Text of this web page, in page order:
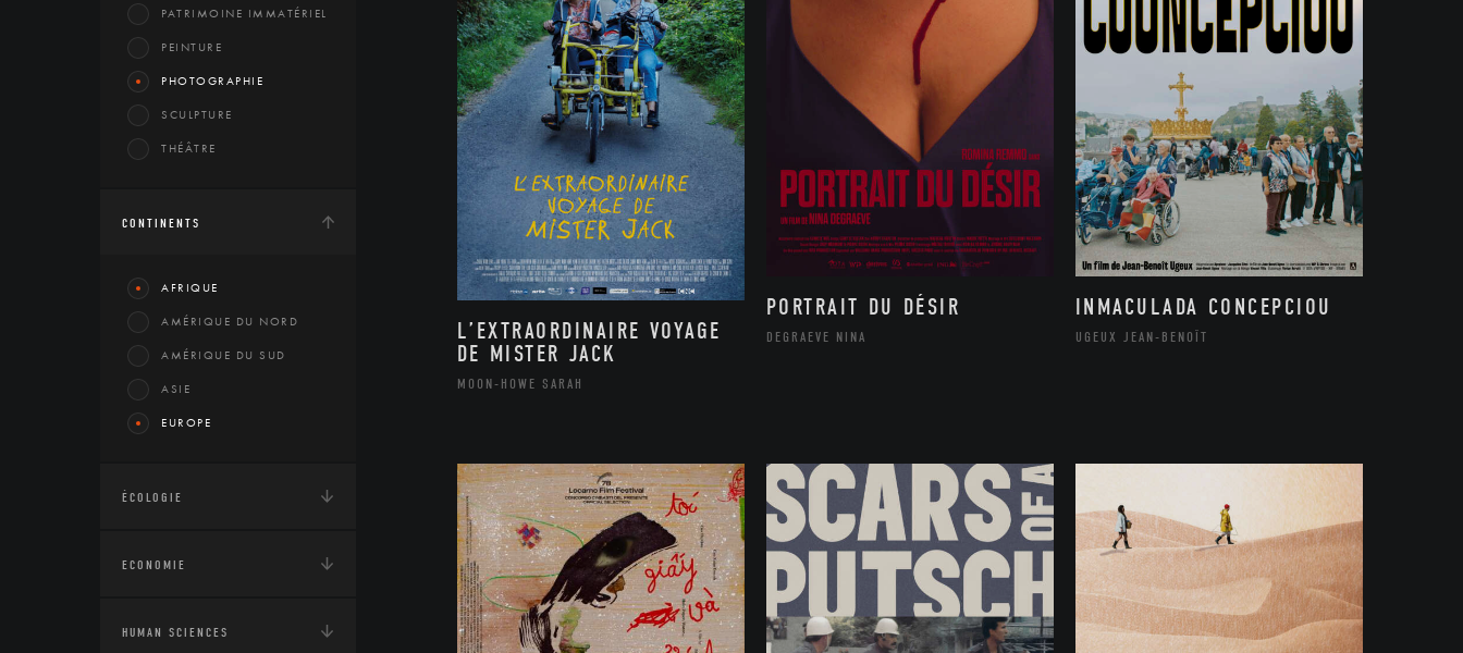
PATRIMOINE IMMATÉRIEL
PEINTURE
PHOTOGRAPHIE
SCULPTURE
THÉÂTRE
CONTINENTS
AFRIQUE
AMÉRIQUE DU NORD
AMÉRIQUE DU SUD
ASIE
EUROPE
ÉCOLOGIE
ECONOMIE
HUMAN SCIENCES
L’EXTRAORDINAIRE VOYAGE
DE MISTER JACK
MOON-HOWE SARAH
PORTRAIT DU DÉSIR
DEGRAEVE NINA
INMACULADA CONCEPCIOU
UGEUX JEAN-BENOÎT